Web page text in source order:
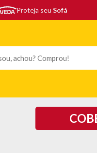
Proteja seu Sofá